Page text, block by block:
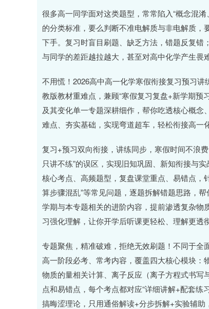
很多高一同学面对这类题型，常常陷入“概念混
的分类标准，要么判断不准电解质与非电解质
下手。复习时盲目刷题、缺乏方法，错题反复
与同学的差距越拉越大，甚至对高中化学产生畏
不用慌！2026高中高一化学寒假衔接复习预习
教版教材重难点，兼顾“寒假复习复盘+新学期预
及其变化单一专题深耕细作，帮你吃透核心概
难点、夯实基础，实现弯道超车，轻松衔接高一
复习+预习双向衔接，讲练同步，寒假时间不浪
只讲不练”的误区，实现旧知巩固、新知衔接与
核心考点、高频题型，复盘课堂重点、易错点，
算步骤混乱”等常见问题，逐题拆解错题思路，
学期与本专题相关的进阶内容，提前渗透复杂
习强化理解，让你开学后听课更轻松、理解更透
专题聚焦，精准破难，拒绝无效刷题！不同于
高一阶段必考、常考内容，覆盖四大核心模块：
物质的量相关计算、离子反应（离子方程式书
点和易错点，每个考点都对应“详细讲解+配套
搞晦涩理论，只用通俗解读+分步拆解+实验辅